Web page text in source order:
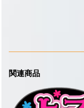
関連商品